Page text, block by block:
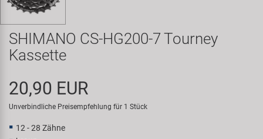
Samox
Smart
Super B
Trail-Gator
SHIMANO CS-HG200-7 Tourney
Kassette
20,90 EUR
Unverbindliche Preisempfehlung für 1 Stück
12 - 28 Zähne